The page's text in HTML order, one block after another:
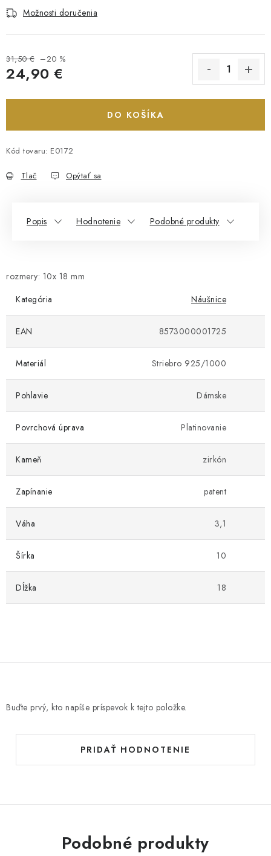
Možnosti doručenia
31,50 € –20 %
24,90 €
DO KOŠÍKA
Kód tovaru: E0172
Tlač Opýtať sa
Popis Hodnotenie Podobné produkty
rozmery: 10x 18 mm
Kategória
Náušnice
EAN 8573000001725
Materiál Striebro 925/1000
Pohlavie Dámske
Povrchová úprava Platinovanie
Kameň zirkón
Zapínanie patent
Váha 3,1
Šírka 10
Dĺžka 18
Buďte prvý, kto napíše príspevok k tejto položke.
PRIDAŤ HODNOTENIE
Podobné produkty